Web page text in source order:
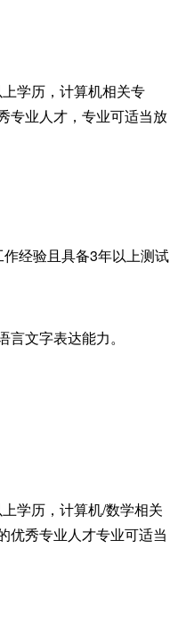
学历，计算机相关专
专业人才，专业可适当放
经验且具备3年以上测试
文字表达能力。
学历，计算机/数学相关
优秀专业人才专业可适当